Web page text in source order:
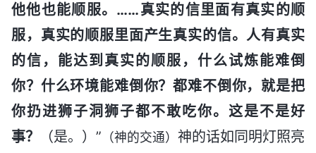
他他也能顺服。……真实的信里面有真实的顺
服，真实的顺服里面产生真实的信。人有真实
的信，能达到真实的顺服，什么试炼能难倒
你？什么环境能难倒你？都难不倒你，就是把
你扔进狮子洞狮子都不敢吃你。这是不是好
事？
（是。）” （神的交通） 神的话如同明灯照亮